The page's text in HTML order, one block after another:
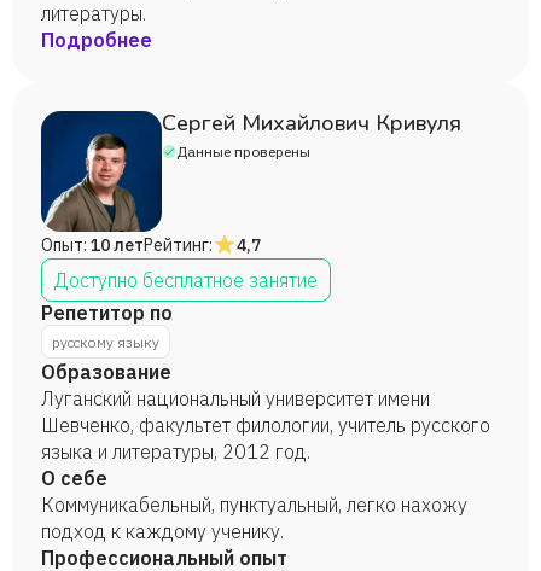
нахожу общий язык с учащимися.
литературы.
Подробнее
Сергей Михайлович Кривуля
Данные проверены
Опыт: 10 летРейтинг: 4,7
Доступно бесплатное занятие
Репетитор по
русскому языку
Образование
Луганский национальный университет имени
Шевченко, факультет филологии, учитель русского
языка и литературы, 2012 год.
О себе
Коммуникабельный, пунктуальный, легко нахожу
подход к каждому ученику.
Профессиональный опыт